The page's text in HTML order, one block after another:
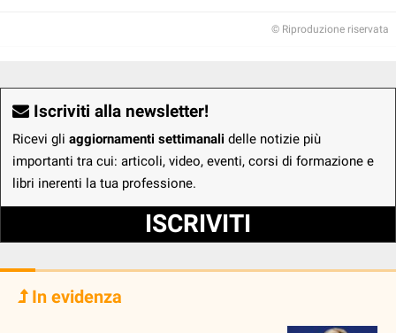
© Riproduzione riservata
Iscriviti alla newsletter!
Ricevi gli aggiornamenti settimanali delle notizie più
importanti tra cui: articoli, video, eventi, corsi di formazione e
libri inerenti la tua professione.
ISCRIVITI
In evidenza